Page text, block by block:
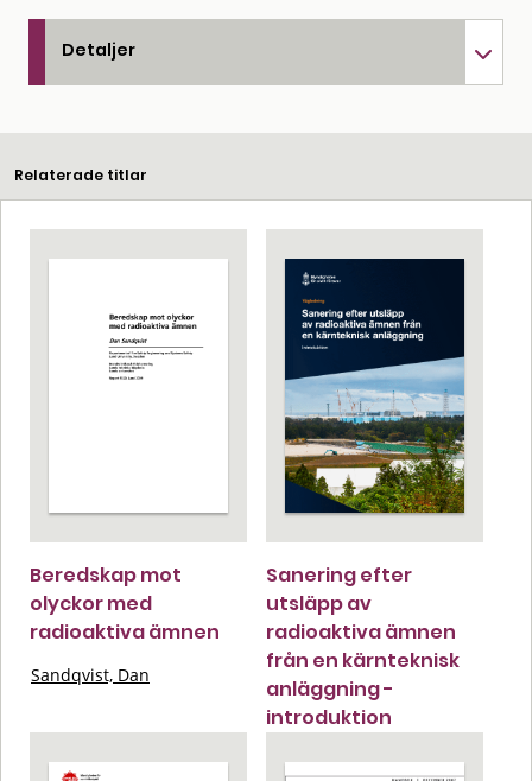
Detaljer
Relaterade titlar
Beredskap mot
olyckor med
radioaktiva ämnen
Sandqvist, Dan
Sanering efter
utsläpp av
radioaktiva ämnen
från en kärnteknisk
anläggning -
introduktion